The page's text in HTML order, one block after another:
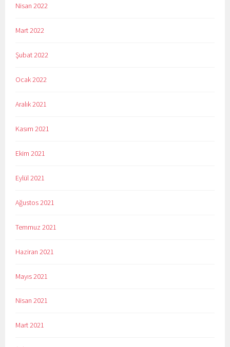
Nisan 2022
Mart 2022
Şubat 2022
Ocak 2022
Aralık 2021
Kasım 2021
Ekim 2021
Eylül 2021
Ağustos 2021
Temmuz 2021
Haziran 2021
Mayıs 2021
Nisan 2021
Mart 2021